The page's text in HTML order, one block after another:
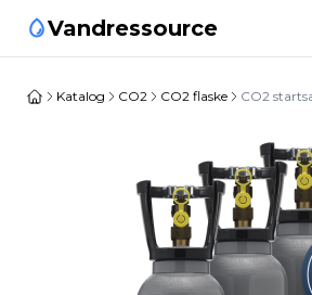
Vandressource
Katalog CO2 CO2 flaske CO2